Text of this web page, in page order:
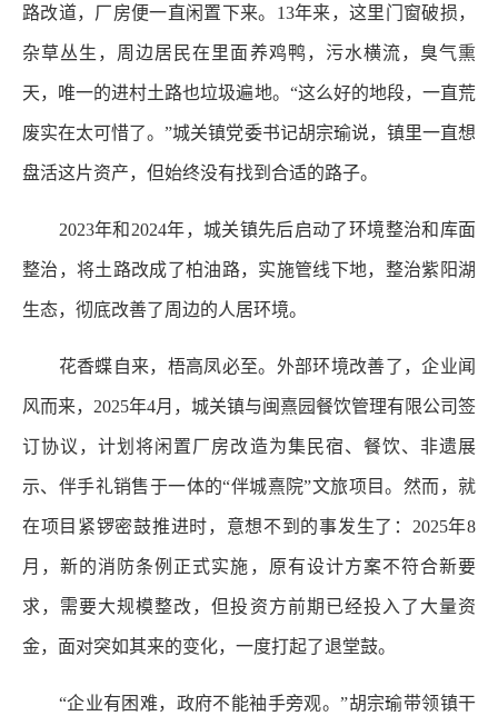
路改道，厂房便一直闲置下来。13年来，这里门窗破损，
杂草丛生，周边居民在里面养鸡鸭，污水横流，臭气熏
天，唯一的进村土路也垃圾遍地。“这么好的地段，一直荒
废实在太可惜了。”城关镇党委书记胡宗瑜说，镇里一直想
盘活这片资产，但始终没有找到合适的路子。
2023年和2024年，城关镇先后启动了环境整治和库面
整治，将土路改成了柏油路，实施管线下地，整治紫阳湖
生态，彻底改善了周边的人居环境。
花香蝶自来，梧高凤必至。外部环境改善了，企业闻
风而来，2025年4月，城关镇与闽熹园餐饮管理有限公司签
订协议，计划将闲置厂房改造为集民宿、餐饮、非遗展
示、伴手礼销售于一体的“伴城熹院”文旅项目。然而，就
在项目紧锣密鼓推进时，意想不到的事发生了：2025年8
月，新的消防条例正式实施，原有设计方案不符合新要
求，需要大规模整改，但投资方前期已经投入了大量资
金，面对突如其来的变化，一度打起了退堂鼓。
“企业有困难，政府不能袖手旁观。”胡宗瑜带领镇干